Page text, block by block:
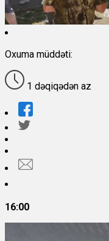
Oxuma müddəti:
1 dəqiqədən az
16:00